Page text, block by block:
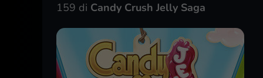
159 di Candy Crush Jelly Saga